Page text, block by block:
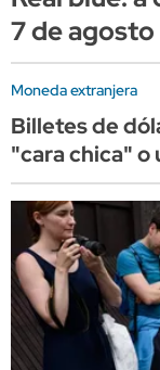
7 de agosto
Moneda extranjera
Billetes de
"cara chica"